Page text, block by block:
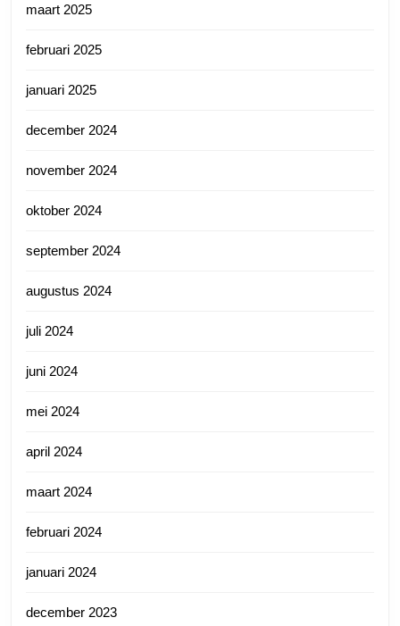
maart 2025
februari 2025
januari 2025
december 2024
november 2024
oktober 2024
september 2024
augustus 2024
juli 2024
juni 2024
mei 2024
april 2024
maart 2024
februari 2024
januari 2024
december 2023